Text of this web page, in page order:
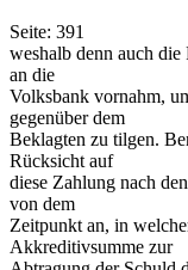
Seite: 391
weshalb denn auch
an die
Volksbank vornahm,
gegenüber dem
Beklagten zu tilgen.
Rücksicht auf
diese Zahlung nach
von dem
Zeitpunkt an, in
Akkreditivsumme zur